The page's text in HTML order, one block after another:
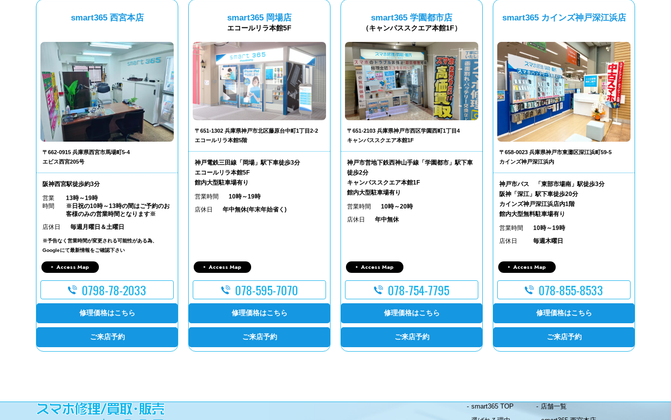
smart365 西宮本店
〒662-0915 兵庫県西宮市馬場町5-4
エビス西宮205号
阪神西宮駅徒歩約3分
営業
時間
13時～19時
※日祝の10時～13時の間はご予約のお
客様のみの営業時間となります※
店休日
毎週月曜日＆土曜日
※予告なく営業時間が変更される可能性がある為、
Googleにて最新情報をご確認下さい
Access Map
0798-78-2033
修理価格はこちら
ご来店予約
smart365 岡場店
エコールリラ本館5F
〒651-1302 兵庫県神戸市北区藤原台中町1丁目2-2
エコールリラ本館5階
神戸電鉄三田線「岡場」駅下車徒歩3分
エコールリラ本館5F
館内大型駐車場有り
営業時間
10時～19時
店休日
年中無休(年末年始省く)
Access Map
078-595-7070
修理価格はこちら
ご来店予約
smart365 学園都市店
（キャンパススクエア本館1F）
〒651-2103 兵庫県神戸市西区学園西町1丁目4
キャンパススクエア本館1F
神戸市営地下鉄西神山手線「学園都市」駅下車
徒歩2分
キャンパススクエア本館1F
館内大型駐車場有り
営業時間
10時～20時
店休日
年中無休
Access Map
078-754-7795
修理価格はこちら
ご来店予約
smart365 カインズ神戸深江浜店
〒658-0023 兵庫県神戸市東灘区深江浜町59-5
カインズ神戸深江浜内
神戸市バス 「東部市場南」駅徒歩3分
阪神「深江」駅下車徒歩20分
カインズ神戸深江浜店内1階
館内大型無料駐車場有り
営業時間
10時～19時
店休日
毎週木曜日
Access Map
078-855-8533
修理価格はこちら
ご来店予約
smart365 TOP
店舗一覧